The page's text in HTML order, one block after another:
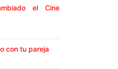
el Cine
con tu pareja